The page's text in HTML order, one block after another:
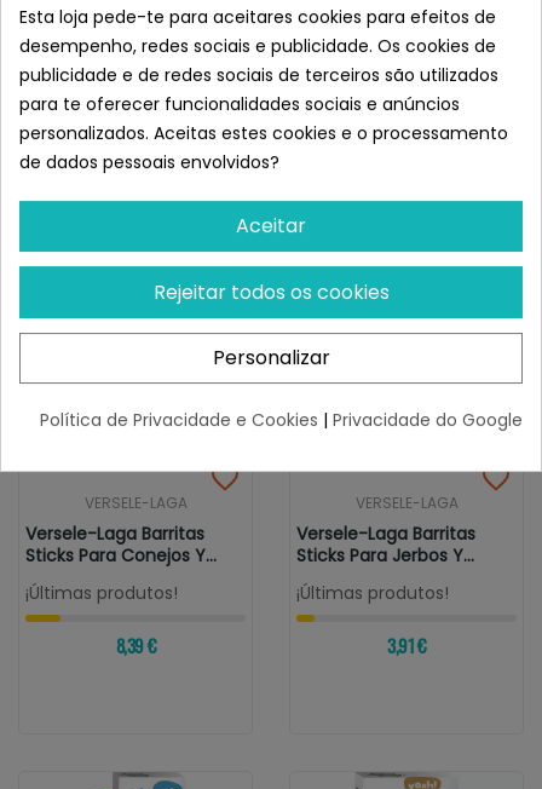
Sticks Para Conejos Y
Cobayas...
¡Últimas produtos!
3,91 €
Sticks Para Conejos Y
Coballas...
¡Últimas produtos!
3,91 €
VERSELE-LAGA
Versele-Laga Barritas
Sticks Para Conejos Y
Cobayas...
¡Últimas produtos!
8,39 €
VERSELE-LAGA
Versele-Laga Barritas
Sticks Para Jerbos Y
Ratones...
¡Últimas produtos!
3,91 €
Esta loja pede-te para aceitares cookies para efeitos de
desempenho, redes sociais e publicidade. Os cookies de
publicidade e de redes sociais de terceiros são utilizados
para te oferecer funcionalidades sociais e anúncios
personalizados. Aceitas estes cookies e o processamento
de dados pessoais envolvidos?
Aceitar
Rejeitar todos os cookies
Personalizar
Política de Privacidade e Cookies | Privacidade do Google